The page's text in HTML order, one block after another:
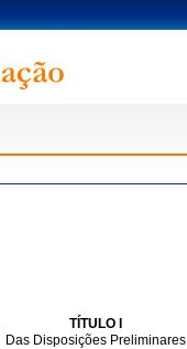
TÍTULO I
Das Disposições Preliminares